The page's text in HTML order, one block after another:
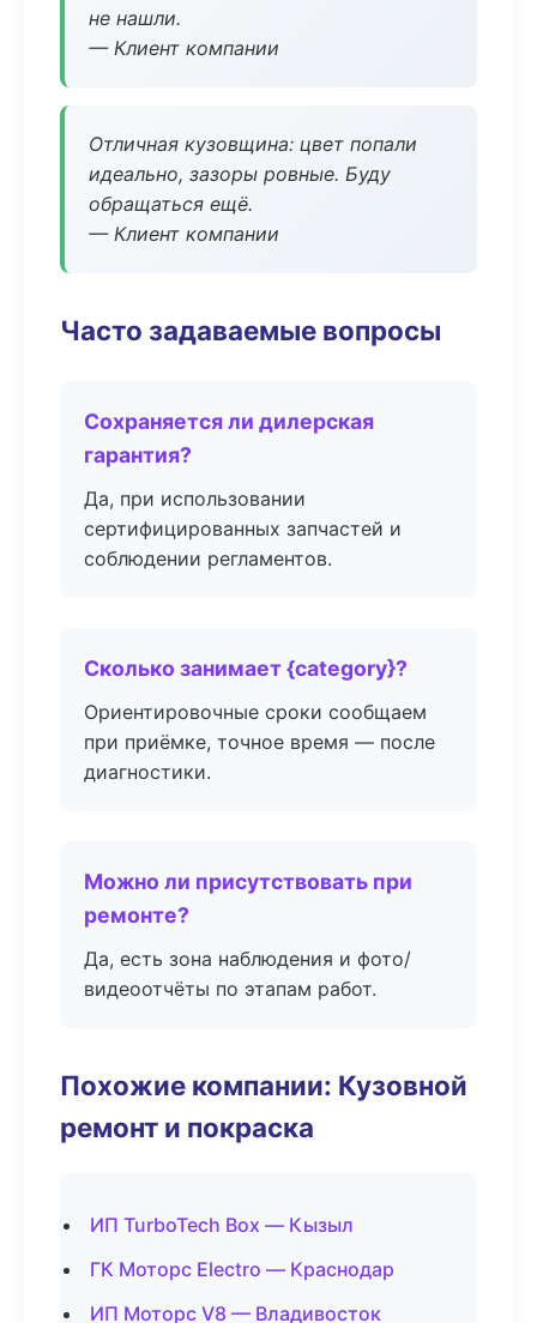
не нашли.
— Клиент компании
Отличная кузовщина: цвет попали
идеально, зазоры ровные. Буду
обращаться ещё.
— Клиент компании
Часто задаваемые вопросы
Сохраняется ли дилерская
гарантия?
Да, при использовании
сертифицированных запчастей и
соблюдении регламентов.
Сколько занимает {category}?
Ориентировочные сроки сообщаем
при приёмке, точное время — после
диагностики.
Можно ли присутствовать при
ремонте?
Да, есть зона наблюдения и фото/
видеоотчёты по этапам работ.
Похожие компании: Кузовной
ремонт и покраска
ИП TurboTech Box — Кызыл
ГК Моторс Electro — Краснодар
ИП Моторс V8 — Владивосток